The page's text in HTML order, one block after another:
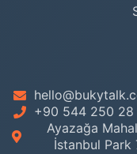
+90 544 250 28
Ayazağa
İstanbul Park